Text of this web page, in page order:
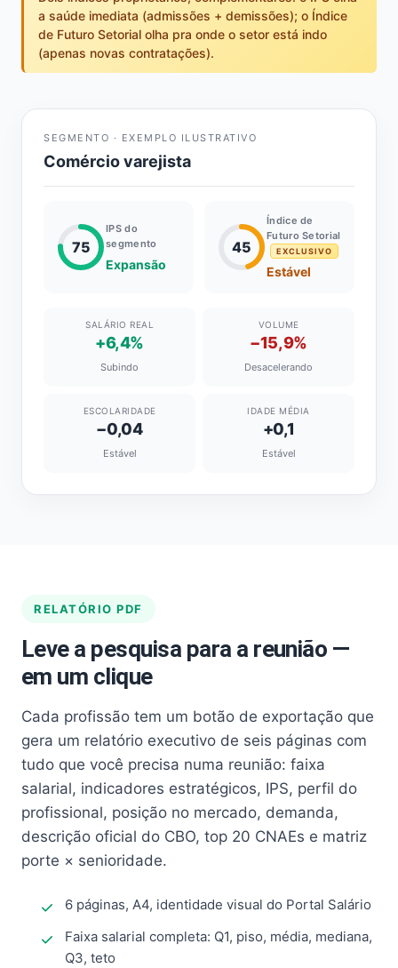
a saúde imediata (admissões + demissões); o Índice
de Futuro Setorial olha pra onde o setor está indo
(apenas novas contratações).
SEGMENTO · EXEMPLO ILUSTRATIVO
Comércio varejista
75
IPS do
segmento
Expansão
45
Índice de
Futuro Setorial
EXCLUSIVO
Estável
SALÁRIO REAL
+6,4%
Subindo
VOLUME
−15,9%
Desacelerando
ESCOLARIDADE
−0,04
Estável
IDADE MÉDIA
+0,1
Estável
RELATÓRIO PDF
Leve a pesquisa para a reunião —
em um clique
Cada profissão tem um botão de exportação que
gera um relatório executivo de seis páginas com
tudo que você precisa numa reunião: faixa
salarial, indicadores estratégicos, IPS, perfil do
profissional, posição no mercado, demanda,
descrição oficial do CBO, top 20 CNAEs e matriz
porte × senioridade.
6 páginas, A4, identidade visual do Portal Salário
Faixa salarial completa: Q1, piso, média, mediana,
Q3, teto